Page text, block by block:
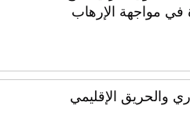
مواجهة الإرهاب
والحريق الإقليمي